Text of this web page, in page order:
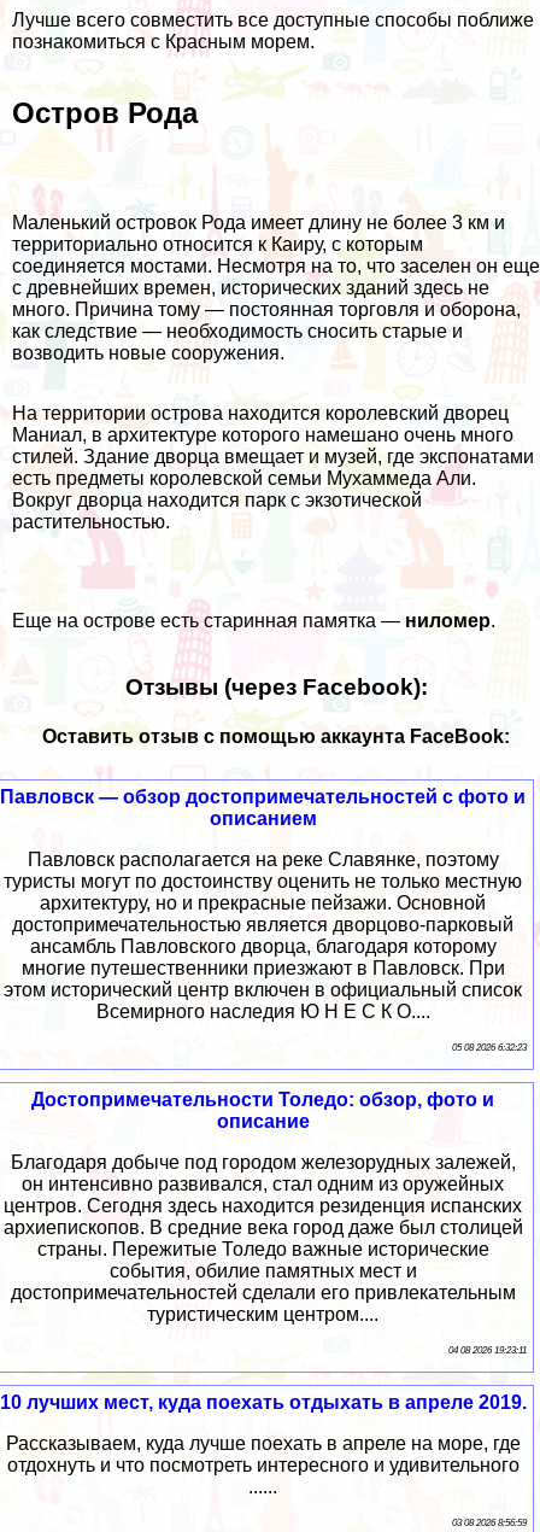
Лучше всего совместить все доступные способы поближе
познакомиться с Красным морем.
Остров Рода
Маленький островок Рода имеет длину не более 3 км и
территориально относится к Каиру, с которым
соединяется мостами. Несмотря на то, что заселен он еще
с древнейших времен, исторических зданий здесь не
много. Причина тому — постоянная торговля и оборона,
как следствие — необходимость сносить старые и
возводить новые сооружения.
На территории острова находится королевский дворец
Маниал, в архитектуре которого намешано очень много
стилей. Здание дворца вмещает и музей, где экспонатами
есть предметы королевской семьи Мухаммеда Али.
Вокруг дворца находится парк с экзотической
растительностью.
Еще на острове есть старинная памятка — ниломер.
Отзывы (через Facebook):
Оставить отзыв с помощью аккаунта FaceBook:
Павловск — обзор достопримечательностей с фото и
описанием
Павловск располагается на реке Славянке, поэтому
туристы могут по достоинству оценить не только местную
архитектуру, но и прекрасные пейзажи. Основной
достопримечательностью является дворцово-парковый
ансамбль Павловского дворца, благодаря которому
многие путешественники приезжают в Павловск. При
этом исторический центр включен в официальный список
Всемирного наследия Ю Н Е С К О....
05 08 2026 6:32:23
Достопримечательности Толедо: обзор, фото и
описание
Благодаря добыче под городом железорудных залежей,
он интенсивно развивался, стал одним из оружейных
центров. Сегодня здесь находится резиденция испанских
архиепископов. В средние века город даже был столицей
страны. Пережитые Толедо важные исторические
события, обилие памятных мест и
достопримечательностей сделали его привлекательным
туристическим центром....
04 08 2026 19:23:11
10 лучших мест, куда поехать отдыхать в апреле 2019.
Рассказываем, куда лучше поехать в апреле на море, где
отдохнуть и что посмотреть интересного и удивительного
......
03 08 2026 8:56:59